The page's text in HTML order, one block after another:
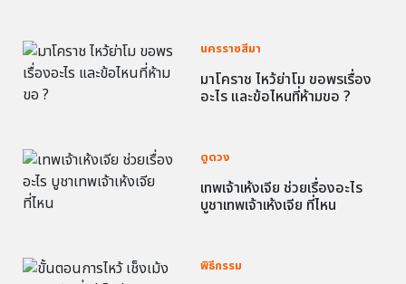
นครราชสีมา
มาโคราช ไหว้ย่าโม ขอพรเรื่อง
อะไร และข้อไหนที่ห้ามขอ ?
ดูดวง
เทพเจ้าเห้งเจีย ช่วยเรื่องอะไร
บูชาเทพเจ้าเห้งเจีย ที่ไหน
พิธีกรรม